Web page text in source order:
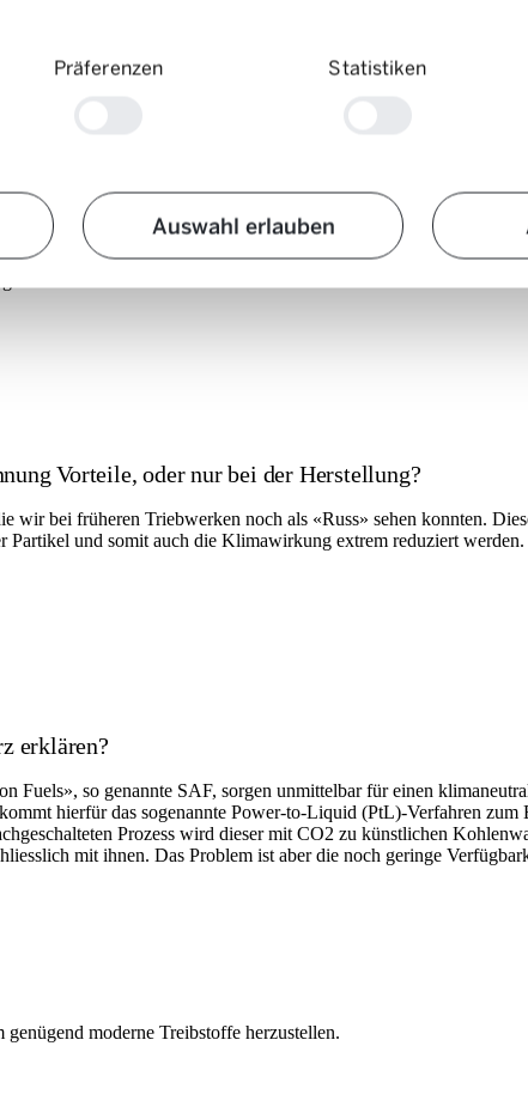
Präferenzen Statistiken
Auswahl erlauben
die Energiewende am Himmel ist eine
Programm zu organisieren und zu finanzieren.
senken.
Vorteile, oder nur bei der Herstellung?
wir bei früheren Triebwerken noch als «Russ» sehen konnten.
und somit auch die Klimawirkung extrem reduziert werden.
erklären?
Fuels», so genannte SAF, sorgen unmittelbar für einen
hierfür das sogenannte Power-to-Liquid (PtL)-Verfahren
Prozess wird dieser mit CO2 zu künstlichen
mit ihnen. Das Problem ist aber die noch geringe
moderne Treibstoffe herzustellen.